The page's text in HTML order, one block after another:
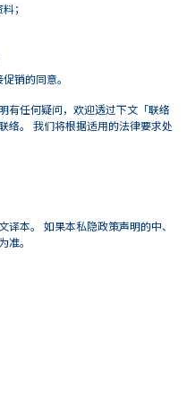
；
销的同意。
有任何疑问，欢迎透过下文「联络
络。 我们将根据适用的法律要求处
本。 如果本私隐政策声明的中、
准。